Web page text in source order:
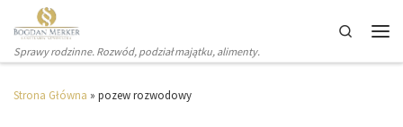
Sprawy rodzinne. Rozwód, podział majątku, alimenty.
Search
Strona Główna » pozew rozwodowy